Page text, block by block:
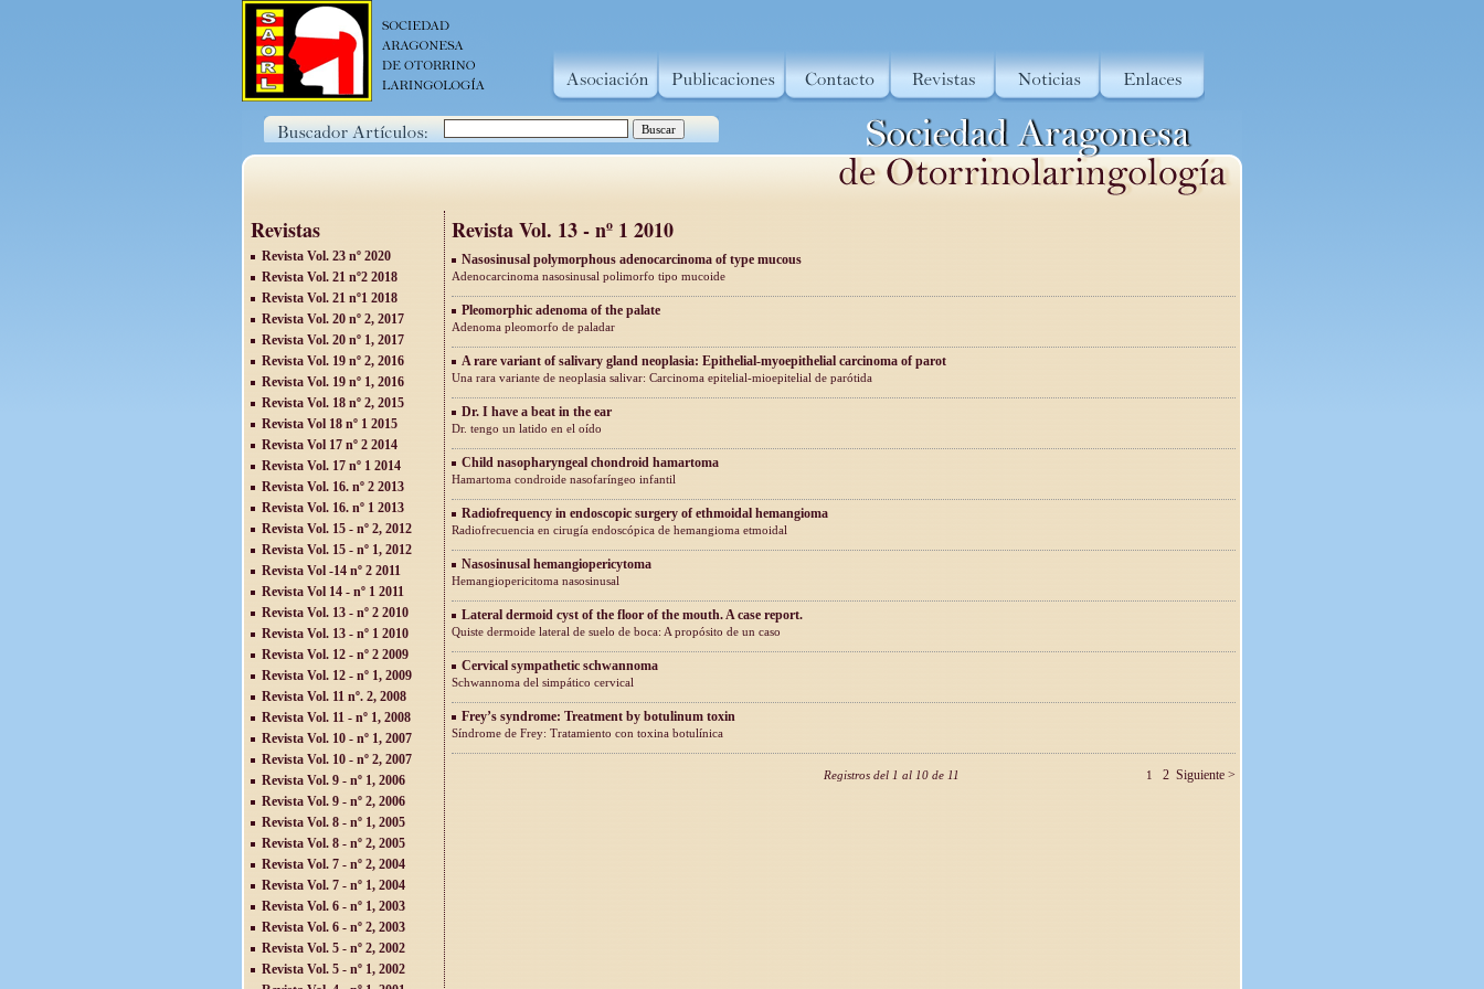
Revistas
Revista Vol. 23 nº 2020
Revista Vol. 21 nº2 2018
Revista Vol. 21 nº1 2018
Revista Vol. 20 nº 2, 2017
Revista Vol. 20 nº 1, 2017
Revista Vol. 19 nº 2, 2016
Revista Vol. 19 nº 1, 2016
Revista Vol. 18 nº 2, 2015
Revista Vol 18 nº 1 2015
Revista Vol 17 nº 2 2014
Revista Vol. 17 nº 1 2014
Revista Vol. 16. nº 2 2013
Revista Vol. 16. nº 1 2013
Revista Vol. 15 - nº 2, 2012
Revista Vol. 15 - nº 1, 2012
Revista Vol -14 nº 2 2011
Revista Vol 14 - nº 1 2011
Revista Vol. 13 - nº 2 2010
Revista Vol. 13 - nº 1 2010
Revista Vol. 12 - nº 2 2009
Revista Vol. 12 - nº 1, 2009
Revista Vol. 11 nº. 2, 2008
Revista Vol. 11 - nº 1, 2008
Revista Vol. 10 - nº 1, 2007
Revista Vol. 10 - nº 2, 2007
Revista Vol. 9 - nº 1, 2006
Revista Vol. 9 - nº 2, 2006
Revista Vol. 8 - nº 1, 2005
Revista Vol. 8 - nº 2, 2005
Revista Vol. 7 - nº 2, 2004
Revista Vol. 7 - nº 1, 2004
Revista Vol. 6 - nº 1, 2003
Revista Vol. 6 - nº 2, 2003
Revista Vol. 5 - nº 2, 2002
Revista Vol. 5 - nº 1, 2002
Revista Vol. 13 - nº 1 2010
Nasosinusal polymorphous adenocarcinoma of type mucous
Adenocarcinoma nasosinusal polimorfo tipo mucoide
Pleomorphic adenoma of the palate
Adenoma pleomorfo de paladar
A rare variant of salivary gland neoplasia: Epithelial-myoepithelial carcinoma of parot
Una rara variante de neoplasia salivar: Carcinoma epitelial-mioepitelial de parótida
Dr. I have a beat in the ear
Dr. tengo un latido en el oído
Child nasopharyngeal chondroid hamartoma
Hamartoma condroide nasofaríngeo infantil
Radiofrequency in endoscopic surgery of ethmoidal hemangioma
Radiofrecuencia en cirugía endoscópica de hemangioma etmoidal
Nasosinusal hemangiopericytoma
Hemangiopericitoma nasosinusal
Lateral dermoid cyst of the floor of the mouth. A case report.
Quiste dermoide lateral de suelo de boca: A propósito de un caso
Cervical sympathetic schwannoma
Schwannoma del simpático cervical
Frey’s syndrome: Treatment by botulinum toxin
Síndrome de Frey: Tratamiento con toxina botulínica
Registros del 1 al 10 de 11 1 2 Siguiente >